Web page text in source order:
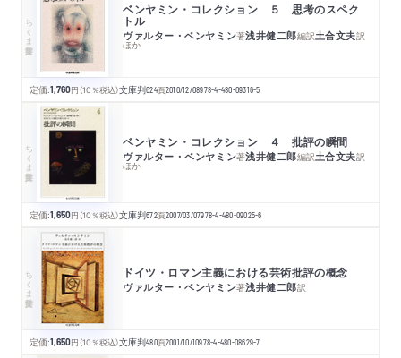
ちくま学芸文庫
ベンヤミン・コレクション ５ 思考のスペク
トル
ヴァルター・ベンヤミン著浅井健二郎編訳土合文夫訳
ほか
定価:1,760円 （10％税込）文庫判624頁2010/12/08978-4-480-09316-5
ちくま学芸文庫 ベンヤミン・コレクション ４ 批評の瞬間
ヴァルター・ベンヤミン著浅井健二郎編訳土合文夫訳
ほか
定価:1,650円 （10％税込）文庫判672頁2007/03/07978-4-480-09025-6
ちくま学芸文庫 ドイツ・ロマン主義における芸術批評の概念
ヴァルター・ベンヤミン著浅井健二郎訳
定価:1,650円 （10％税込）文庫判480頁2001/10/10978-4-480-08629-7